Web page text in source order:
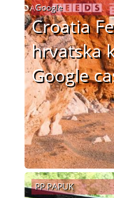
Croatia
hrvatska
Google
Google
PP PAPUK